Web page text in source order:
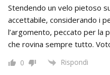
Stendendo un velo pietoso
accettabile, considerando i
l’argomento, peccato per la
che rovina sempre tutto.
0 Rispondi